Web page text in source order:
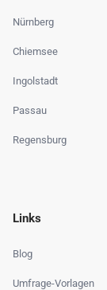
Nürnberg
Chiemsee
Ingolstadt
Passau
Regensburg
Links
Blog
Umfrage-Vorlagen